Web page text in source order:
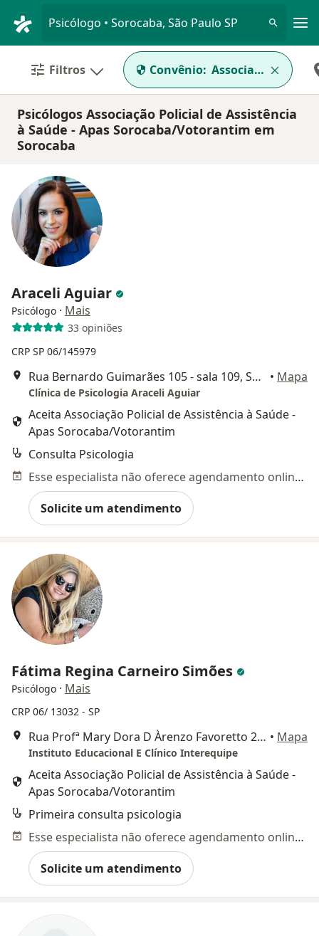
Psicólogo • Sorocaba, São Paulo SP
Filtros Convênio: Associação
Psicólogos Associação Policial de Assistência
à Saúde - Apas Sorocaba/Votorantim em
Sorocaba
Araceli Aguiar
Psicólogo · Mais
33 opiniões
CRP SP 06/145979
Rua Bernardo Guimarães 105 - sala 109, Sorocaba • Mapa
Clínica de Psicologia Araceli Aguiar
Aceita Associação Policial de Assistência à Saúde -
Apas Sorocaba/Votorantim
Consulta Psicologia
Esse especialista não oferece agendamento online para esse endereço.
Solicite um atendimento
Fátima Regina Carneiro Simões
Psicólogo · Mais
CRP 06/ 13032 - SP
Rua Profª Mary Dora D Àrenzo Favoretto 201 Trujillo, Sorocaba • Mapa
Instituto Educacional E Clínico Interequipe
Aceita Associação Policial de Assistência à Saúde -
Apas Sorocaba/Votorantim
Primeira consulta psicologia
Esse especialista não oferece agendamento online para esse endereço.
Solicite um atendimento